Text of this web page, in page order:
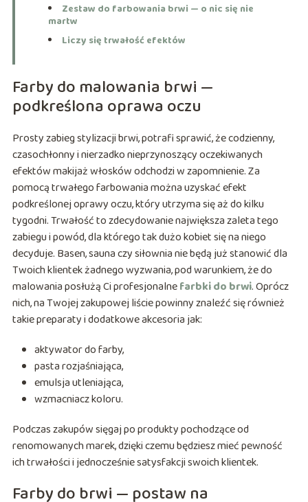
Zestaw do farbowania brwi — o nic się nie
martw
Liczy się trwałość efektów
Farby do malowania brwi —
podkreślona oprawa oczu
Prosty zabieg stylizacji brwi, potrafi sprawić, że codzienny,
czasochłonny i nierzadko nieprzynoszący oczekiwanych
efektów makijaż włosków odchodzi w zapomnienie. Za
pomocą trwałego farbowania można uzyskać efekt
podkreślonej oprawy oczu, który utrzyma się aż do kilku
tygodni. Trwałość to zdecydowanie największa zaleta tego
zabiegu i powód, dla którego tak dużo kobiet się na niego
decyduje. Basen, sauna czy siłownia nie będą już stanowić dla
Twoich klientek żadnego wyzwania, pod warunkiem, że do
malowania posłużą Ci profesjonalnefarbki do brwi. Oprócz
nich, na Twojej zakupowej liście powinny znaleźć się również
takie preparaty i dodatkowe akcesoria jak:
aktywator do farby,
pasta rozjaśniająca,
emulsja utleniająca,
wzmacniacz koloru.
Podczas zakupów sięgaj po produkty pochodzące od
renomowanych marek, dzięki czemu będziesz mieć pewność
ich trwałości i jednocześnie satysfakcji swoich klientek.
Farby do brwi — postaw na